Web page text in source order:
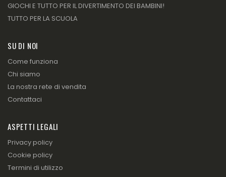
GIOCHI E TUTTO PER IL DIVERTIMENTO DEI BAMBINI!
TUTTO PER LA SCUOLA
SU DI NOI
Come funziona
Chi siamo
La nostra rete di vendita
Contattaci
ASPETTI LEGALI
Privacy policy
Cookie policy
Termini di utilizzo